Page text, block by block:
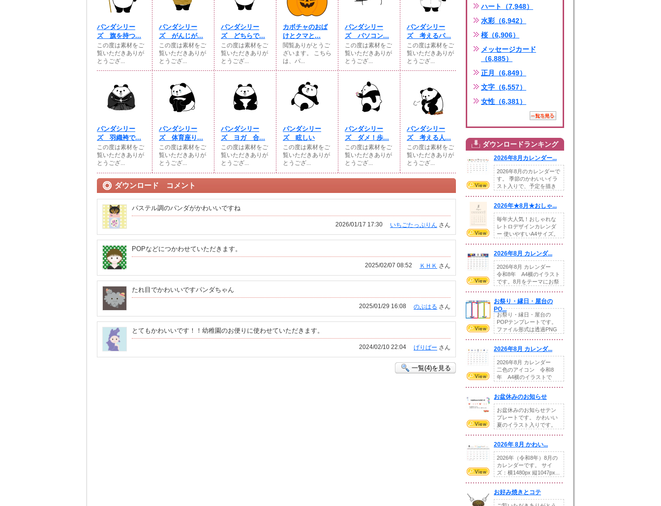
パンダシリー
ズ 旗を持つ...
この度は素材をご
覧いただきありが
とうござ...
パンダシリー
ズ がんじが...
この度は素材をご
覧いただきありが
とうござ...
パンダシリー
ズ どちらで...
この度は素材をご
覧いただきありが
とうござ...
カボチャのおば
けとクマと...
閲覧ありがとうご
ざいます。 こちら
は、パ...
パンダシリー
ズ パソコン...
この度は素材をご
覧いただきありが
とうござ...
パンダシリー
ズ 考えるパ...
この度は素材をご
覧いただきありが
とうござ...
パンダシリー
ズ 羽織袴で...
この度は素材をご
覧いただきありが
とうござ...
パンダシリー
ズ 体育座り...
この度は素材をご
覧いただきありが
とうござ...
パンダシリー
ズ ヨガ 合...
この度は素材をご
覧いただきありが
とうござ...
パンダシリー
ズ 眩しい
この度は素材をご
覧いただきありが
とうござ...
パンダシリー
ズ ダメ！歩...
この度は素材をご
覧いただきありが
とうござ...
パンダシリー
ズ 考える人...
この度は素材をご
覧いただきありが
とうござ...
ダウンロード コメント
パステル調のパンダがかわいいですね
いちごたっぷりん さん
2026/01/17 17:30
POPなどにつかわせていただきます。
ＫＨＫ さん
2025/02/07 08:52
たれ目でかわいいですパンダちゃん
のぶはる さん
2025/01/29 16:08
とてもかわいいです！！幼稚園のお便りに使わせていただきます。
げりばー さん
2024/02/10 22:04
一覧(4)を見る
ハート（7,948）
水彩（6,942）
桜（6,906）
メッセージカード
（6,885）
正月（6,849）
文字（6,557）
女性（6,381）
ダウンロードランキング
2026年8月カレンダー...
2026年8月のカレンダーで
す。 季節のかわいいイラ
スト入りで、予定を描き
2026年★8月★おしゃ...
毎年大人気！おしゃれな
レトロデザインカレンダ
ー 使いやすいA4サイズ。
2026年8月 カレンダ...
2026年8月 カレンダー
令和8年 A4横のイラスト
です。8月をテーマにお祭
お祭り・縁日・屋台の
PO...
お祭り・縁日・屋台の
POPテンプレートです。
ファイル形式は透過PNG
2026年8月 カレンダ...
2026年8月 カレンダー
二色のアイコン 令和8
年 A4横のイラストで
お盆休みのお知らせ
お盆休みのお知らせテン
プレートです。 かわいい
夏のイラスト入りです。
2026年 8月 かわい...
2026年（令和8年）8月の
カレンダーです。 サイ
ズ：横1480px 縦1047px...
お好み焼きとコテ